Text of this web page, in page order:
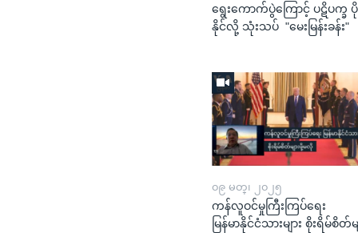
ရွေးကောက်ပွဲကြောင့် ပဋိပက္ခ
နိုင်လို့ သုံးသပ် "မေးမြန်းခန်း"
၀၉ မတ္၊ ၂၀၂၅
ကန်လူဝင်မှုကြီးကြပ်ရေး
မြန်မာနိုင်ငံသားများ စိုးရိမ်စိတ်မ